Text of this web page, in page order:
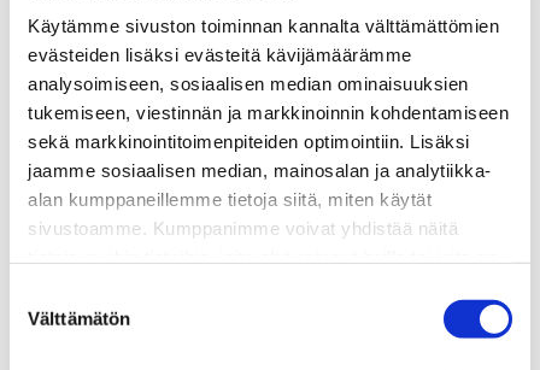
Käytämme sivuston toiminnan kannalta välttämättömien
evästeiden lisäksi evästeitä kävijämäärämme
analysoimiseen, sosiaalisen median ominaisuuksien
tukemiseen, viestinnän ja markkinoinnin kohdentamiseen
sekä markkinointitoimenpiteiden optimointiin. Lisäksi
jaamme sosiaalisen median, mainosalan ja analytiikka-
alan kumppaneillemme tietoja siitä, miten käytät
sivustoamme. Kumppanimme voivat yhdistää näitä
valinta
Välttämätön
from the visitor
during the
session.
Markkinointi (19)
Markkinointievästeitä käytetään
verkkosivustoilla kävijöiden seurantaan.
Tarkoituksena on näyttää mainoksia, jotka ovat
sopivia ja kiinnostavia yksittäisille käyttäjille, ja